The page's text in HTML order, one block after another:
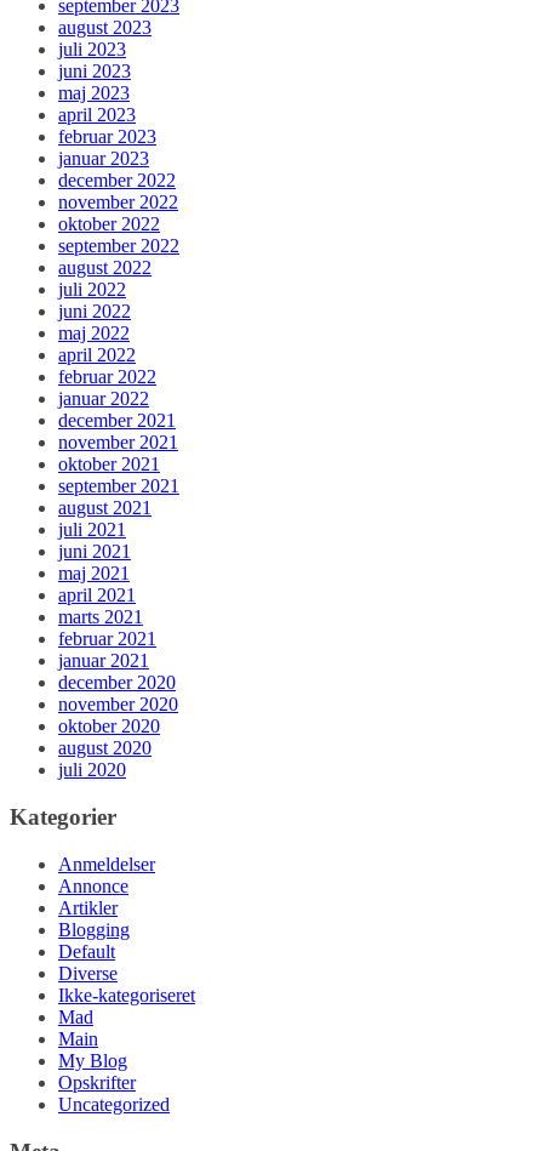
september 2023
august 2023
juli 2023
juni 2023
maj 2023
april 2023
februar 2023
januar 2023
december 2022
november 2022
oktober 2022
september 2022
august 2022
juli 2022
juni 2022
maj 2022
april 2022
februar 2022
januar 2022
december 2021
november 2021
oktober 2021
september 2021
august 2021
juli 2021
juni 2021
maj 2021
april 2021
marts 2021
februar 2021
januar 2021
december 2020
november 2020
oktober 2020
august 2020
juli 2020
Kategorier
Anmeldelser
Annonce
Artikler
Blogging
Default
Diverse
Ikke-kategoriseret
Mad
Main
My Blog
Opskrifter
Uncategorized